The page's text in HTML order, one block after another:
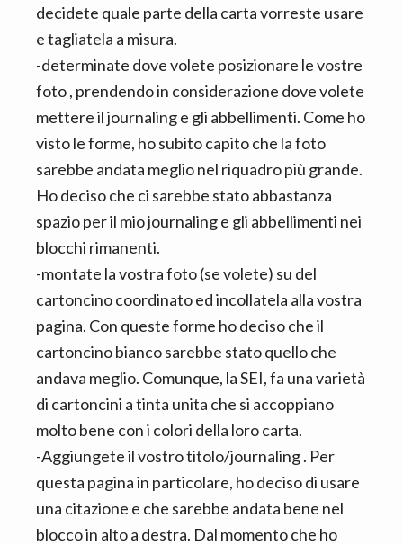
decidete quale parte della carta vorreste usare
e tagliatela a misura.
-determinate dove volete posizionare le vostre
foto , prendendo in considerazione dove volete
mettere il journaling e gli abbellimenti. Come ho
visto le forme, ho subito capito che la foto
sarebbe andata meglio nel riquadro più grande.
Ho deciso che ci sarebbe stato abbastanza
spazio per il mio journaling e gli abbellimenti nei
blocchi rimanenti.
-montate la vostra foto (se volete) su del
cartoncino coordinato ed incollatela alla vostra
pagina. Con queste forme ho deciso che il
cartoncino bianco sarebbe stato quello che
andava meglio. Comunque, la SEI, fa una varietà
di cartoncini a tinta unita che si accoppiano
molto bene con i colori della loro carta.
-Aggiungete il vostro titolo/journaling . Per
questa pagina in particolare, ho deciso di usare
una citazione e che sarebbe andata bene nel
blocco in alto a destra. Dal momento che ho